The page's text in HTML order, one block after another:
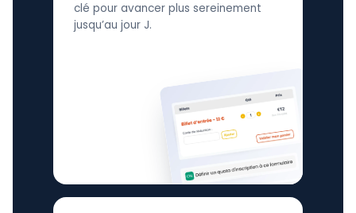
clé pour avancer plus sereinement
jusqu’au jour J.